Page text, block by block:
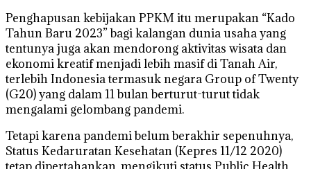
Penghapusan kebijakan PPKM itu merupakan “Kado
Tahun Baru 2023” bagi kalangan dunia usaha yang
tentunya juga akan mendorong aktivitas wisata dan
ekonomi kreatif menjadi lebih masif di Tanah Air,
terlebih Indonesia termasuk negara Group of Twenty
(G20) yang dalam 11 bulan berturut-turut tidak
mengalami gelombang pandemi.
Tetapi karena pandemi belum berakhir sepenuhnya,
Status Kedaruratan Kesehatan (Kepres 11/12 2020)